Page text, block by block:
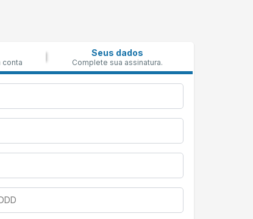
conta
Seus dados
Complete sua assinatura.